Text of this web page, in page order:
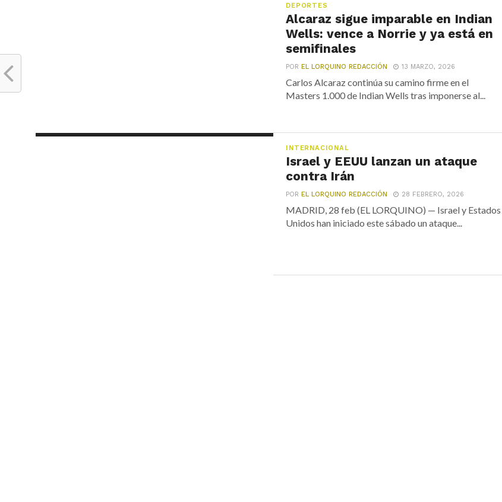
DEPORTES
Alcaraz sigue imparable en Indian
Wells: vence a Norrie y ya está en
semifinales
POREL LORQUINO REDACCIÓN 13 MARZO, 2026
Carlos Alcaraz continúa su camino firme en el
Masters 1.000 de Indian Wells tras imponerse al...
INTERNACIONAL
Israel y EEUU lanzan un ataque
contra Irán
POREL LORQUINO REDACCIÓN 28 FEBRERO, 2026
MADRID, 28 feb (EL LORQUINO) — Israel y Estados
Unidos han iniciado este sábado un ataque...